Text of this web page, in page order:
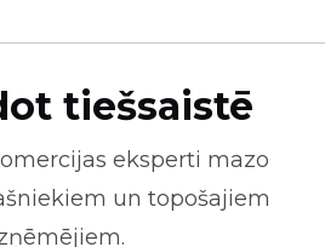
tiešsaistē
eksperti mazo
un topošajiem